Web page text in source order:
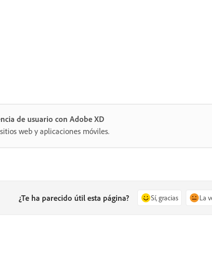
de usuario con Adobe XD
web y aplicaciones móviles.
¿Te ha parecido útil esta página? Sí, gracias La